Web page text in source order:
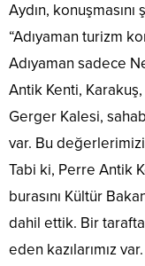
Aydın,
“Adıyaman turizm
Adıyaman sadece
Antik Kenti,
Gerger Kalesi,
var. Bu
Tabi ki, Perre Antik
burasını Kültür
dahil ettik. Bir
eden kazılarımız